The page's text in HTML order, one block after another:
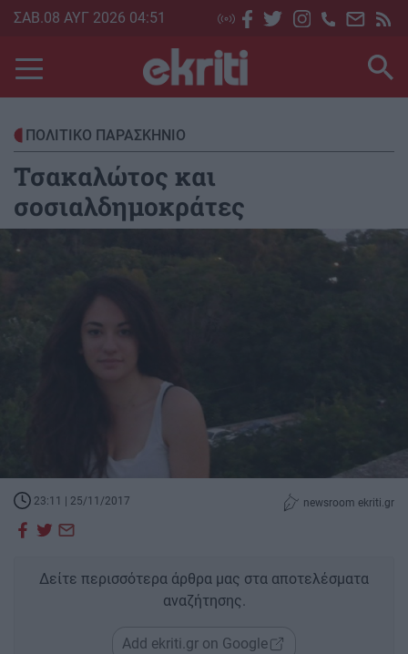
Skip
main
content
ΣΑΒ.08 ΑΥΓ 2026 04:51
ΠΟΛΙΤΙΚΟ ΠΑΡΑΣΚΗΝΙΟ
Τσακαλώτος και
σοσιαλδημοκράτες
23:11 | 25/11/2017 newsroom ekriti.gr
Δείτε περισσότερα άρθρα μας στα αποτελέσματα
αναζήτησης.
Add ekriti.gr on Google